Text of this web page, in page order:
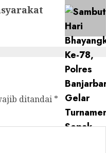
ditandai *